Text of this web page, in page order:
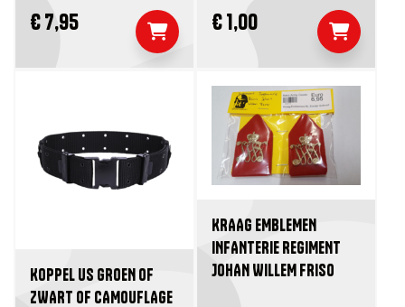
€ 7,95 € 1,00
KOPPEL US GROEN OF
ZWART OF CAMOUFLAGE
KRAAG EMBLEMEN
INFANTERIE REGIMENT
JOHAN WILLEM FRISO